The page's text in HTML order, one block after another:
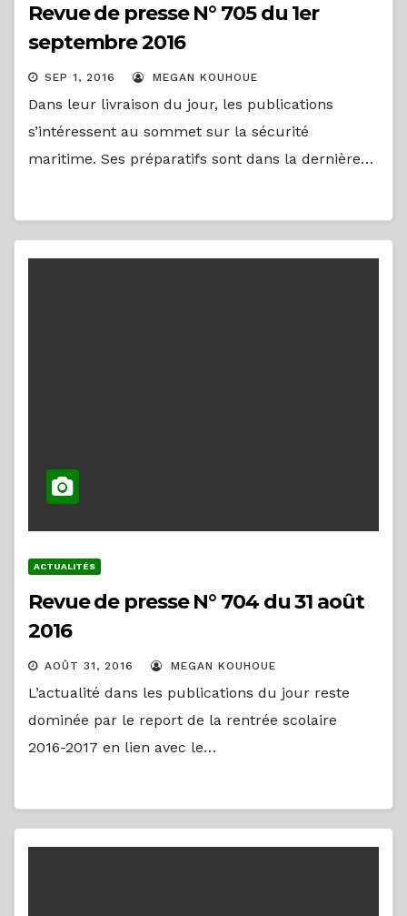
Revue de presse N° 705 du 1er
septembre 2016
SEP 1, 2016 MEGAN KOUHOUE
Dans leur livraison du jour, les publications
s’intéressent au sommet sur la sécurité
maritime. Ses préparatifs sont dans la dernière…
ACTUALITÉS
Revue de presse N° 704 du 31 août
2016
AOÛT 31, 2016 MEGAN KOUHOUE
L’actualité dans les publications du jour reste
dominée par le report de la rentrée scolaire
2016-2017 en lien avec le…